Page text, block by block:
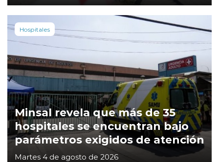
Hospitales
Minsal revela que más de 35
hospitales se encuentran bajo
parámetros exigidos de atención
Martes 4 de agosto de 2026